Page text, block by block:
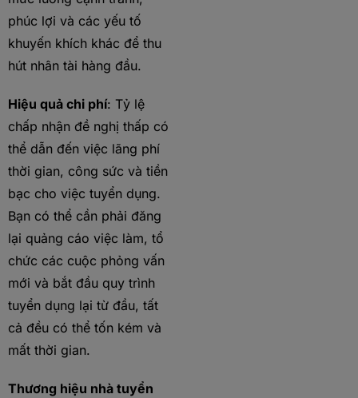
phúc lợi và các yếu tố
khuyến khích khác để thu
hút nhân tài hàng đầu.
Hiệu quả chi phí: Tỷ lệ
chấp nhận đề nghị thấp có
thể dẫn đến việc lãng phí
thời gian, công sức và tiền
bạc cho việc tuyển dụng.
Bạn có thể cần phải đăng
lại quảng cáo việc làm, tổ
chức các cuộc phỏng vấn
mới và bắt đầu quy trình
tuyển dụng lại từ đầu, tất
cả đều có thể tốn kém và
mất thời gian.
Thương hiệu nhà tuyển